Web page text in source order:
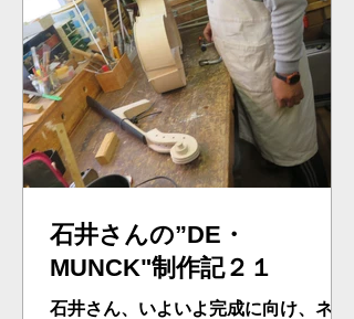
側にひずむ。それをうまくバスバー材
でカバーし自宅工房での作業となっ
た。...
石井さんの”DE・
MUNCK"制作記２１
石井さん、いよいよ完成に向け、ネッ